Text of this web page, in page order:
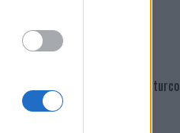
Martina Agostina Diturco